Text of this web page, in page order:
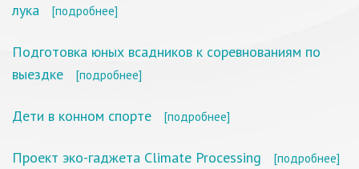
лука
[подробнее]
Подготовка юных всадников к соревнованиям по
выездке
[подробнее]
Дети в конном спорте [подробнее]
Проект эко-гаджета Climate Processing [подробнее]